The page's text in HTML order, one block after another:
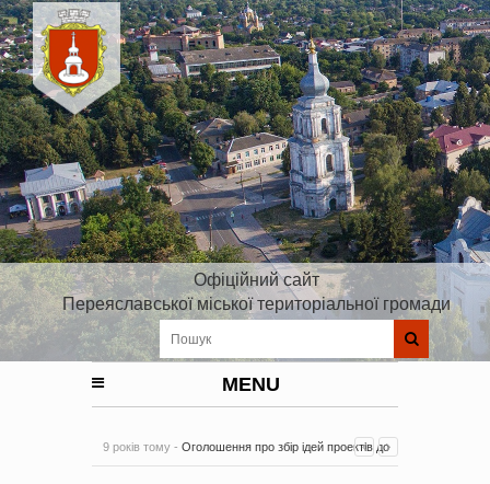
Офіційний сайт
Переяславської міської територіальної громади
MENU
9 років тому - Оголошення про збір ідей проектів до